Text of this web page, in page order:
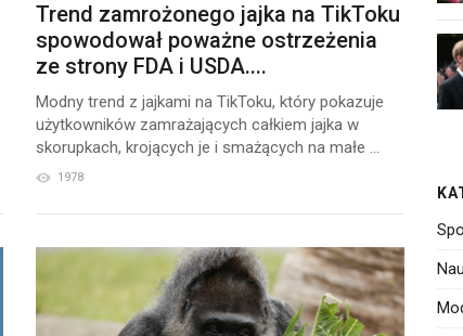
Trend zamrożonego jajka na TikToku
spowodował poważne ostrzeżenia
ze strony FDA i USDA....
Modny trend z jajkami na TikToku, który pokazuje
użytkowników zamrażających całkiem jajka w
skorupkach, krojących je i smażących na małe ...
1978